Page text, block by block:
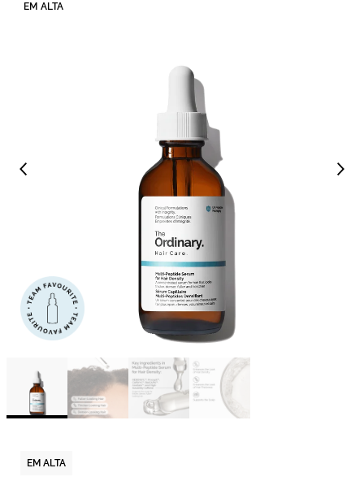
EM ALTA
EM ALTA